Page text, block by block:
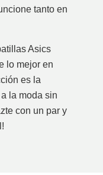
tanto en
Asics
lo mejor en
es la
la moda sin
con un par y